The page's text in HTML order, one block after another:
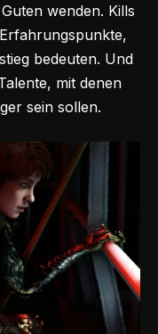
wenden. Kills
bedeuten. Und
mit denen
sein sollen.